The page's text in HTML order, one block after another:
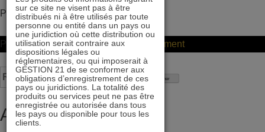
Posted on2 juillet 2018by ddeltour
Posted inNon classifié(e)Leave a Commenton
Rechercher :
Articles récents
sur ce site ne visent pas à être
distribués ni à être utilisés par toute
personne ou entité dans un pays ou
une juridiction où cette distribution ou
utilisation serait contraire aux
dispositions légales ou
réglementaires, ou qui imposerait à
GESTION 21 de se conformer aux
obligations d’enregistrement de ces
pays ou juridictions. La totalité des
produits ou services peut ne pas être
enregistrée ou autorisée dans tous
les pays ou disponible pour tous les
clients.